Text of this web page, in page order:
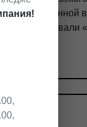
Его называли